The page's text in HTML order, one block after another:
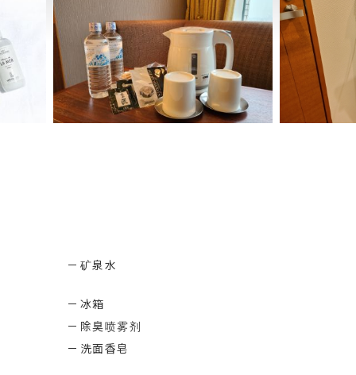
矿泉水
冰箱
除臭喷雾剂
洗面香皂